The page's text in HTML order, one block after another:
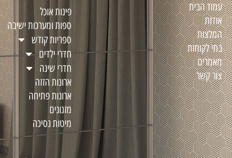
עמוד הבית
אודות
המלצות
בתי לקוחות
מאמרים
צור קשר
פינות אוכל
ספות ומערכות ישיבה
ספריות קודש
חדרי ילדים
חדרי שינה
ארונות הזזה
ארונות פתיחה
מזנונים
מיטות נסיכה